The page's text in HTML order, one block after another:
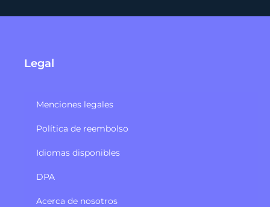
Legal
Menciones legales
Política de reembolso
Idiomas disponibles
DPA
Acerca de nosotros